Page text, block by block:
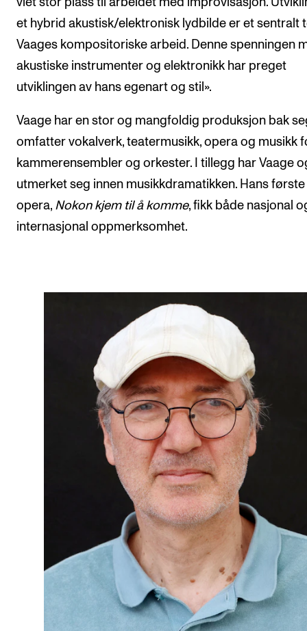
et hybrid akustisk/elektronisk lydbilde er et sentralt
Vaages kompositoriske arbeid. Denne spenningen
akustiske instrumenter og elektronikk har preget
utviklingen av hans egenart og stil».
Vaage har en stor og mangfoldig produksjon bak
omfatter vokalverk, teatermusikk, opera og musikk
kammerensembler og orkester. I tillegg har Vaage
utmerket seg innen musikkdramatikken. Hans første
opera, Nokon kjem til å komme, fikk både nasjonal
internasjonal oppmerksomhet.